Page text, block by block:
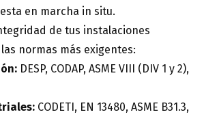
en marcha in situ.
de tus instalaciones
normas más exigentes:
DESP, CODAP, ASME VIII (DIV 1 y 2),
CODETI, EN 13480, ASME B31.3,